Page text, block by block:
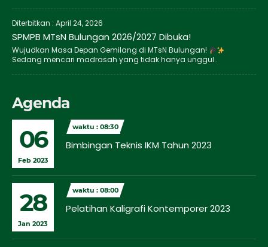
Diterbitkan : April 24, 2026
SPMPB MTsN Bulungan 2026/2027 Dibuka!
Wujudkan Masa Depan Gemilang di MTsN Bulungan!
Sedang mencari madrasah yang tidak hanya unggul..
Agenda
06
Feb 2023
waktu : 08:30
Bimbingan Teknis IKM Tahun 2023
28
Jan 2023
waktu : 08:00
Pelatihan Kaligrafi Kontemporer 2023